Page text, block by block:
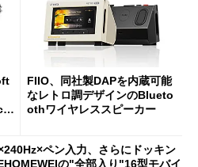
FIIO、同社製DAPを内蔵可能
なレトロ調デザインのBlueto
othワイヤレススピーカー
ペン入力、さらにドッキン
の"全部入り"16型モバイ